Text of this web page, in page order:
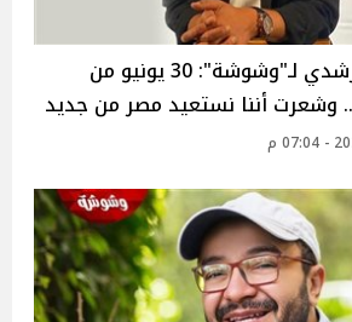
محمد الدسوقي رشدي لـ"وشوشة": 30 يونيو من
وشعرت أننا نستعيد مصر من جديد